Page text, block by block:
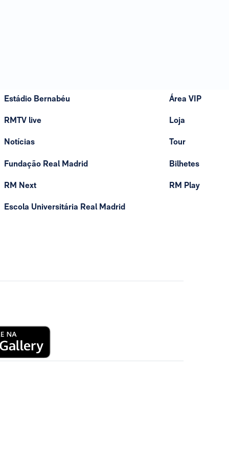
Estádio Bernabéu
RMTV live
Notícias
Fundação Real Madrid
RM Next
Escola Universitária Real Madrid
Área VIP
Loja
Tour
Bilhetes
RM Play